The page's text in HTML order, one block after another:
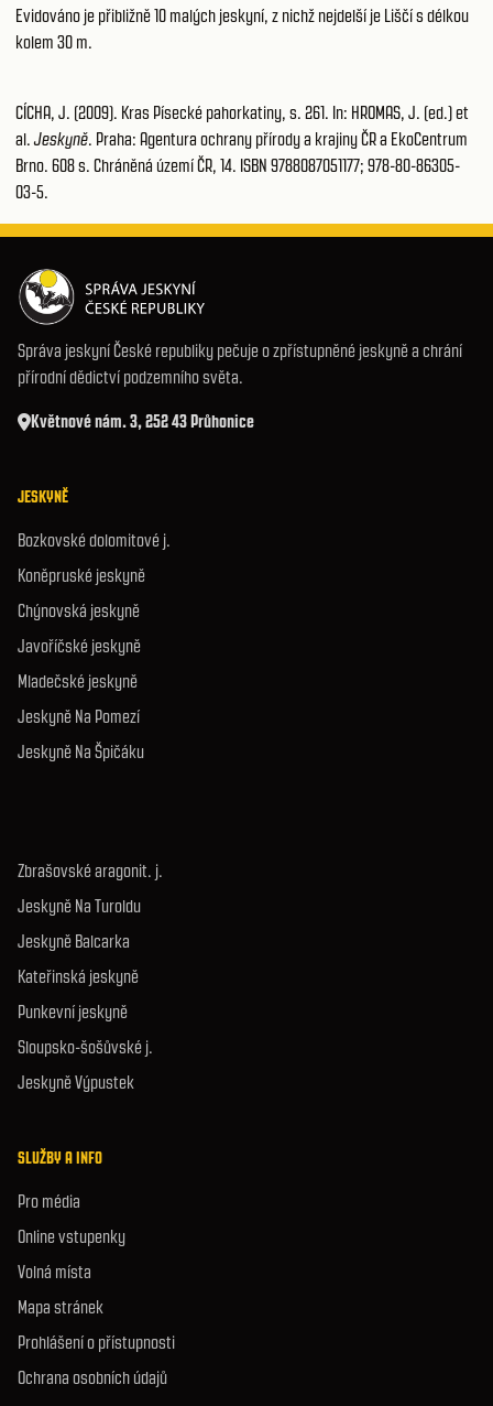
Evidováno je přibližně 10 malých jeskyní, z nichž nejdelší je Liščí s délkou
kolem 30 m.
CÍCHA, J. (2009). Kras Písecké pahorkatiny, s. 261. In: HROMAS, J. (ed.) et
al.Jeskyně. Praha: Agentura ochrany přírody a krajiny ČR a EkoCentrum
Brno. 608 s. Chráněná území ČR, 14. ISBN 9788087051177; 978-80-86305-
03-5.
Správa jeskyní České republiky pečuje o zpřístupněné jeskyně a chrání
přírodní dědictví podzemního světa.
Květnové nám. 3, 252 43 Průhonice
JESKYNĚ
Bozkovské dolomitové j.
Koněpruské jeskyně
Chýnovská jeskyně
Javoříčské jeskyně
Mladečské jeskyně
Jeskyně Na Pomezí
Jeskyně Na Špičáku
Zbrašovské aragonit. j.
Jeskyně Na Turoldu
Jeskyně Balcarka
Kateřinská jeskyně
Punkevní jeskyně
Sloupsko-šošůvské j.
Jeskyně Výpustek
SLUŽBY A INFO
Pro média
Online vstupenky
Volná místa
Mapa stránek
Prohlášení o přístupnosti
Ochrana osobních údajů